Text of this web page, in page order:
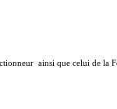
ainsi que celui de la